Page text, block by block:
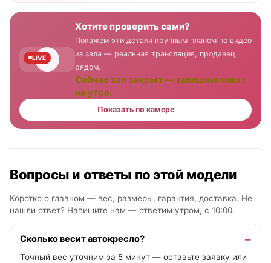
LIVE
Хотите проверить сами?
Покажем эти детали крупным планом по видео
из зала — реальная трансляция, продавец
рядом.
Сейчас зал закрыт — запишем показ
на утро.
Показать по камере
Вопросы и ответы по этой модели
Коротко о главном — вес, размеры, гарантия, доставка. Не
нашли ответ? Напишите нам — ответим утром, с 10:00.
Сколько весит автокресло?
Точный вес уточним за 5 минут — оставьте заявку или